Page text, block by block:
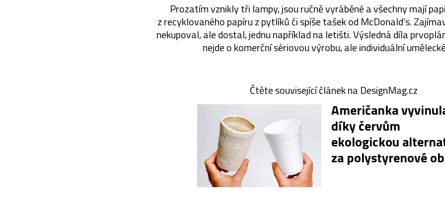
Prozatím vznikly tři lampy, jsou ručně vyráběné a všechny mají
z recyklovaného papíru z pytlíků či spíše tašek od McDonald’s.
nekupoval, ale dostal, jednu například na letišti. Výsledná díla
nejde o komerční sériovou výrobu, ale individuální
Čtěte související článek na DesignMag.cz
Američanka
díky červům
ekologickou
za polystyrenové